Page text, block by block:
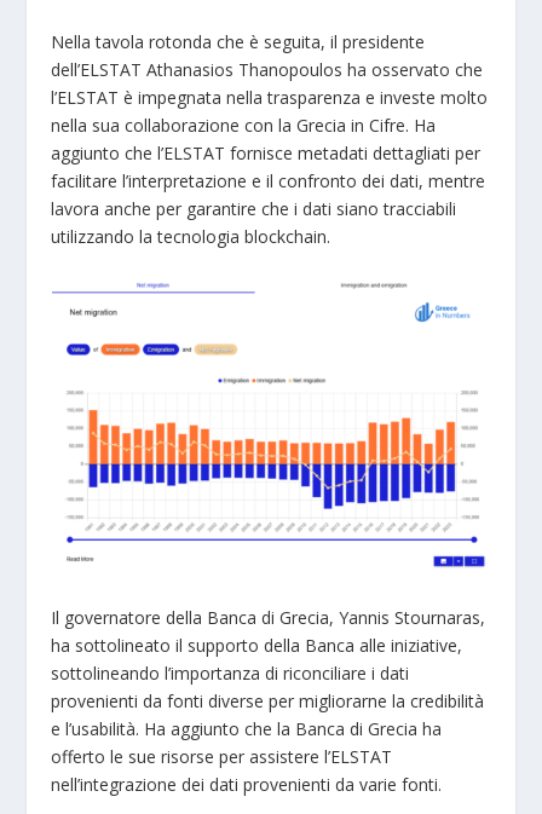
Nella tavola rotonda che è seguita, il presidente
dell’ELSTAT Athanasios Thanopoulos ha osservato che
l’ELSTAT è impegnata nella trasparenza e investe molto
nella sua collaborazione con la Grecia in Cifre. Ha
aggiunto che l’ELSTAT fornisce metadati dettagliati per
facilitare l’interpretazione e il confronto dei dati, mentre
lavora anche per garantire che i dati siano tracciabili
utilizzando la tecnologia blockchain.
Il governatore della Banca di Grecia, Yannis Stournaras,
ha sottolineato il supporto della Banca alle iniziative,
sottolineando l’importanza di riconciliare i dati
provenienti da fonti diverse per migliorarne la credibilità
e l’usabilità. Ha aggiunto che la Banca di Grecia ha
offerto le sue risorse per assistere l’ELSTAT
nell’integrazione dei dati provenienti da varie fonti.